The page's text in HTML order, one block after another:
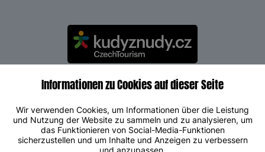
Informationen zu Cookies auf dieser Seite
Wir verwenden Cookies, um Informationen über die Leistung
und Nutzung der Website zu sammeln und zu analysieren, um
das Funktionieren von Social-Media-Funktionen
sicherzustellen und um Inhalte und Anzeigen zu verbessern
und anzupassen.